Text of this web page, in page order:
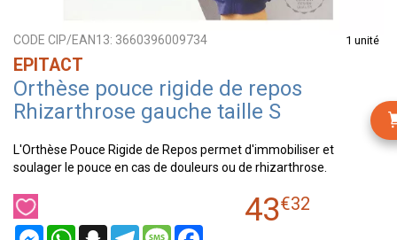
CODE CIP/EAN13: 3660396009734 1 unité
EPITACT
Orthèse pouce rigide de repos
Rhizarthrose gauche taille S
L'Orthèse Pouce Rigide de Repos permet d'immobiliser et
soulager le pouce en cas de douleurs ou de rhizarthrose.
MessengerWhatsAppSnapchatTelegramMessage
43€32